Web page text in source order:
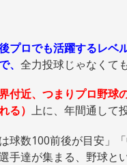
プロでも活躍するレベ
全力投球じゃなくて
付近、つまりプロ野
る） 上に、年間通して
球数100前後が目安」
手達が集まる、野球と